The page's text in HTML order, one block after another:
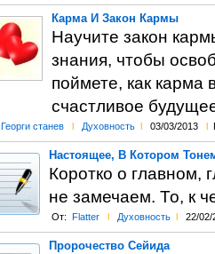
Карма И Закон Кармы
Научите закон
знания, чтобы
поймете, как карма
счастливое
Георги станев l Духовность l 03/03/2013 l
Настоящее, В Котором
Коротко о главном,
не замечаем. То, к
От: Flatter l Духовность l 22/02/
Пророчество Сейида